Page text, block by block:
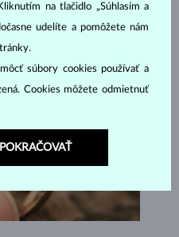
na tlačidlo „Súhlasím a
udelíte a pomôžete nám
súbory cookies používať a
Cookies môžete odmietnuť